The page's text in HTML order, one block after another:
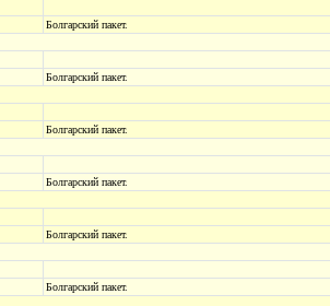
Болгарский пакет.
Болгарский пакет.
Болгарский пакет.
Болгарский пакет.
Болгарский пакет.
Болгарский пакет.